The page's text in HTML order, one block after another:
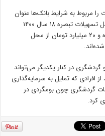
مربوط به شرایط بانک‌ها عنوان
کرد و گفت: امسال ۱۶ میلیارد تومان از محل تسهیلات تبصره ۱۸ سال ۱۴۰۰
توسط صندوق کارآفرینی امید پرداخت شده و ۲۰ میلیارد تومان از محل
گردشگری در کنار یکدیگر می‌تواند
افرادی که تمایل به سرمایه‌گذاری
گردشگری چونبومگردی در
کرد.